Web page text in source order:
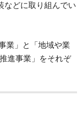
などに取り組んでい
業」と「地域や業
進事業」をそれぞ